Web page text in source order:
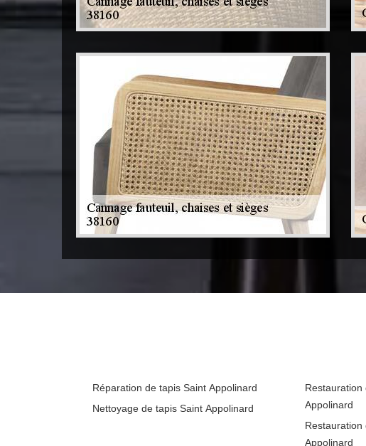
Réparation de tapis Saint Appolinard
Nettoyage de tapis Saint Appolinard
Restauration
Appolinard
Restauration
Appolinard